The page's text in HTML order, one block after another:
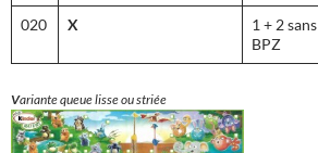
020 X
1 + 2 sans
BPZ
Variante queue lisse ou striée